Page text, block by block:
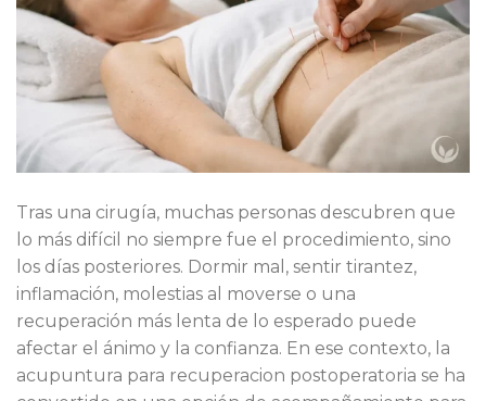
Tras una cirugía, muchas personas descubren que
lo más difícil no siempre fue el procedimiento, sino
los días posteriores. Dormir mal, sentir tirantez,
inflamación, molestias al moverse o una
recuperación más lenta de lo esperado puede
afectar el ánimo y la confianza. En ese contexto, la
acupuntura para recuperacion postoperatoria se ha